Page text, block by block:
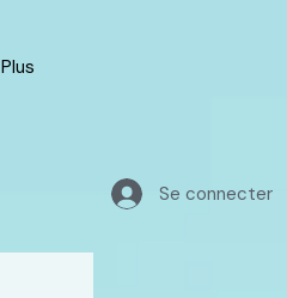
Plus
Se connecter